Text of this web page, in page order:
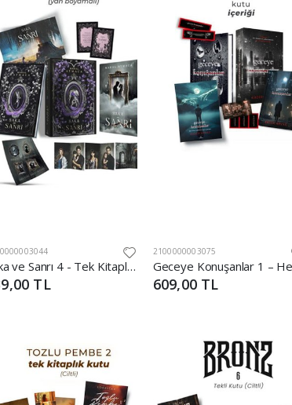
Saka ve Sanrı 4 - Tek Kitaplık Yan Boyamalı Kutu
TL
2100000003075
609,00 TL